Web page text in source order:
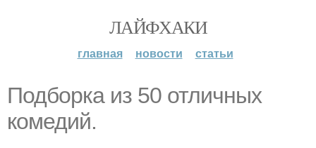
ЛАЙФХАКИ
главная новости статьи
Подборка из 50 отличных
комедий.